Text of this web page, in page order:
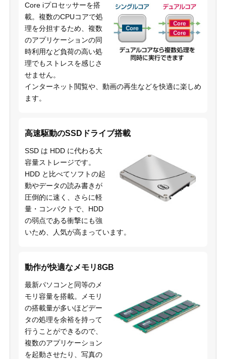
Core iプロセッサーを搭
載。複数のCPUコアで処
理を分担するため、複数
のアプリケーションの同
時利用など負荷の高い処
理でもストレスを感じさ
せません。
インターネット閲覧や、動画の再生などを快適に楽しめ
ます。
高速駆動のSSDドライブ搭載
SSD は HDD に代わる大
容量ストレージです。
HDD と比べてソフトの起
動やデータの読み書きが
圧倒的に速く、さらに軽
量・コンパクトで、HDD
の弱点である衝撃にも強
いため、人気が高まっています。
動作が快適なメモリ8GB
最新パソコンと同等のメ
モリ容量を搭載。メモリ
の搭載量が多いほどデー
タの処理を余裕を持って
行うことができるので、
複数のアプリケーション
を起動させたり、写真の